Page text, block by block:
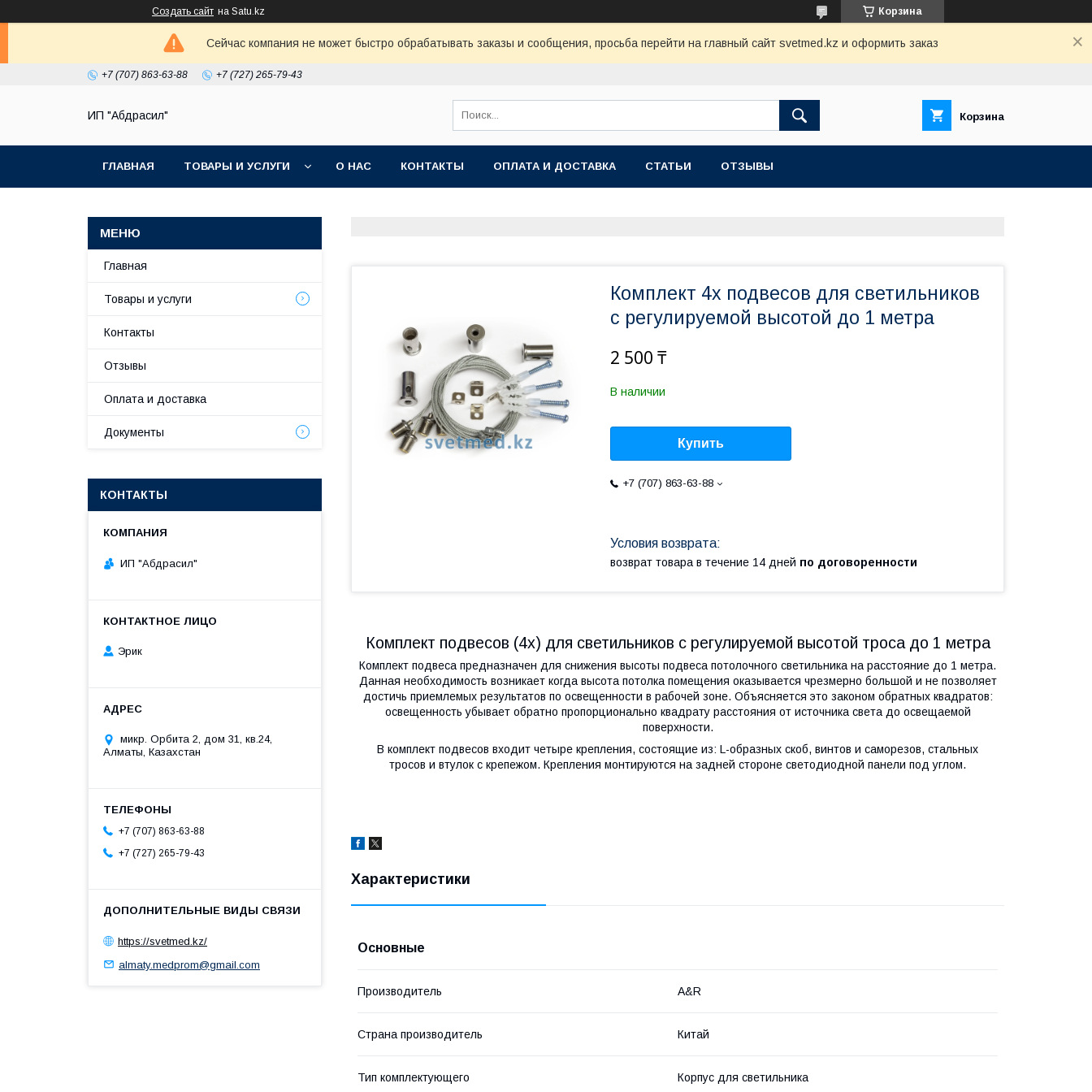
Создать сайт на Satu.kz Корзина
Сейчас компания не может быстро обрабатывать заказы и сообщения, просьба перейти на главный сайт svetmed.kz и оформить заказ
+7 (707) 863-63-88 +7 (727) 265-79-43
ИП "Абдрасил" Корзина
ГЛАВНАЯ ТОВАРЫ И УСЛУГИ О НАС КОНТАКТЫ ОПЛАТА И ДОСТАВКА СТАТЬИ ОТЗЫВЫ
Комплект 4х подвесов для светильников
с регулируемой высотой до 1 метра
2 500 ₸
В наличии
Купить
+7 (707) 863-63-88
возврат товара в течение 14 дней по договоренности
Комплект подвесов (4х) для светильников с регулируемой высотой троса до 1 метра
Комплект подвеса предназначен для снижения высоты подвеса потолочного светильника на расстояние до 1 метра.
Данная необходимость возникает когда высота потолка помещения оказывается чрезмерно большой и не позволяет
достичь приемлемых результатов по освещенности в рабочей зоне. Объясняется это законом обратных квадратов:
освещенность убывает обратно пропорционально квадрату расстояния от источника света до освещаемой
поверхности.
В комплект подвесов входит четыре крепления, состоящие из: L-образных скоб, винтов и саморезов, стальных
тросов и втулок с крепежом. Крепления монтируются на задней стороне светодиодной панели под углом.
Характеристики
Основные
Производитель A&R
Страна производитель Китай
Тип комплектующего Корпус для светильника
Главная
Товары и услуги
Контакты
Отзывы
Оплата и доставка
Документы
КОНТАКТЫ
ИП "Абдрасил"
Эрик
микр. Орбита 2, дом 31, кв.24,
Алматы, Казахстан
+7 (707) 863-63-88
+7 (727) 265-79-43
https://svetmed.kz/
almaty.medprom@gmail.com